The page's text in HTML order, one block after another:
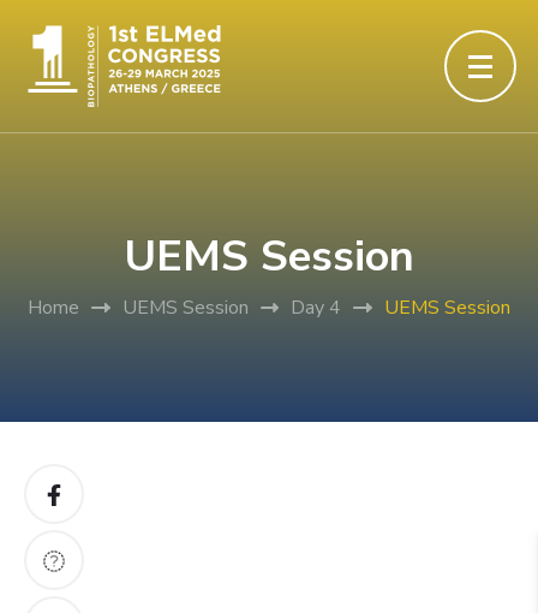
UEMS Session
Home UEMS Session Day 4 UEMS Session